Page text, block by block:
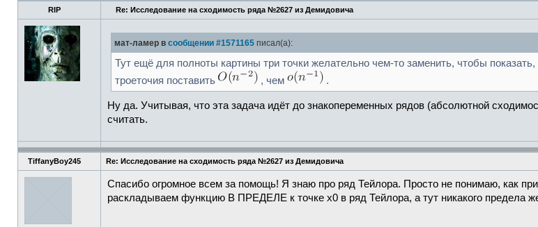
RIP Re: Исследование на сходимость ряда №2627 из Демидовича
мат-ламер в сообщении #1571165 писал(а):
Тут ещё для полноты картины три точки желательно чем-то заменить, чтобы показать,
троеточия поставить
, чем .
Ну да. Учитывая, что эта задача идёт до знакопеременных рядов (абсолютной
считать.
TiffanyBoy245 Re: Исследование на сходимость ряда №2627 из Демидовича
Спасибо огромное всем за помощь! Я знаю про ряд Тейлора. Просто не понимаю, как
раскладываем функцию В ПРЕДЕЛЕ к точке x0 в ряд Тейлора, а тут никакого предела